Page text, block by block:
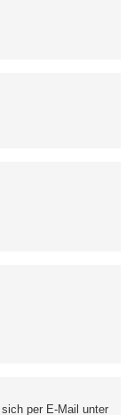
per E-Mail unter